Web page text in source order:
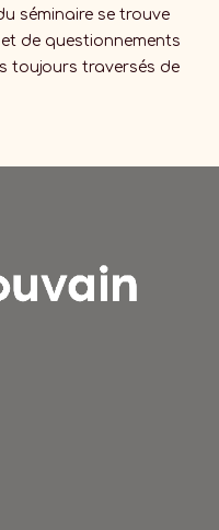
séminaire se trouve
et de questionnements
toujours traversés de